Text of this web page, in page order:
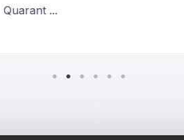
Quarant ...